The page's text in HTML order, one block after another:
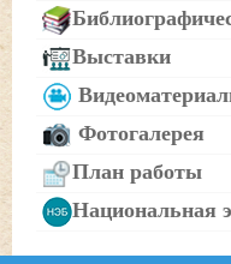
Выставки
Фотогалерея
План работы
Национальная